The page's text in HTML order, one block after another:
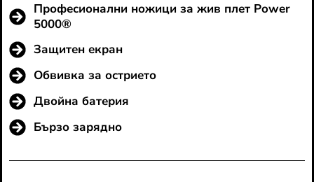
Професионални ножици за жив плет Power
5000®
Защитен екран
Обвивка за острието
Двойна батерия
Бързо зарядно